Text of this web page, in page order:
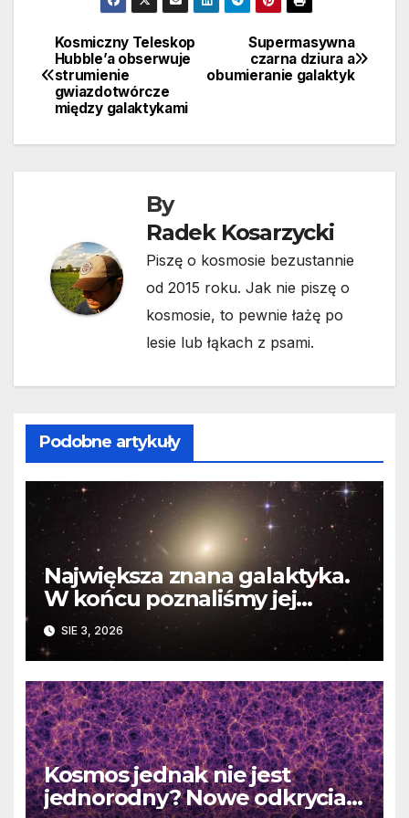
Nawigacja
wpisu
Supermasywna
czarna dziura a
obumieranie galaktyk
Kosmiczny Teleskop
Hubble’a obserwuje
strumienie
gwiazdotwórcze
między galaktykami
By
Radek Kosarzycki
Piszę o kosmosie bezustannie
od 2015 roku. Jak nie piszę o
kosmosie, to pewnie łażę po
lesie lub łąkach z psami.
Podobne artykuły
Największa znana galaktyka.
W końcu poznaliśmy jej
faktyczne wymiary
SIE 3, 2026
Kosmos jednak nie jest
jednorodny? Nowe odkrycia